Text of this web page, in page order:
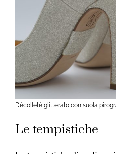
Décolleté glitterato con suola
Le tempistiche